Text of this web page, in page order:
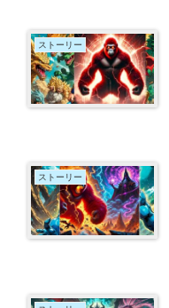
ストーリー
ストーリー